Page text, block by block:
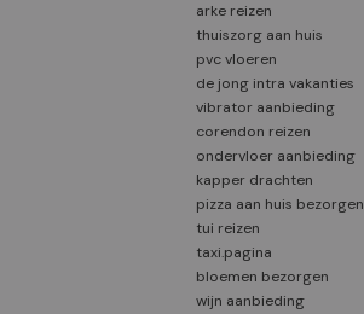
arke reizen
thuiszorg aan huis
pvc vloeren
de jong intra vakanties
vibrator aanbieding
corendon reizen
ondervloer aanbieding
kapper drachten
pizza aan huis bezorgen
tui reizen
taxi.pagina
bloemen bezorgen
wijn aanbieding